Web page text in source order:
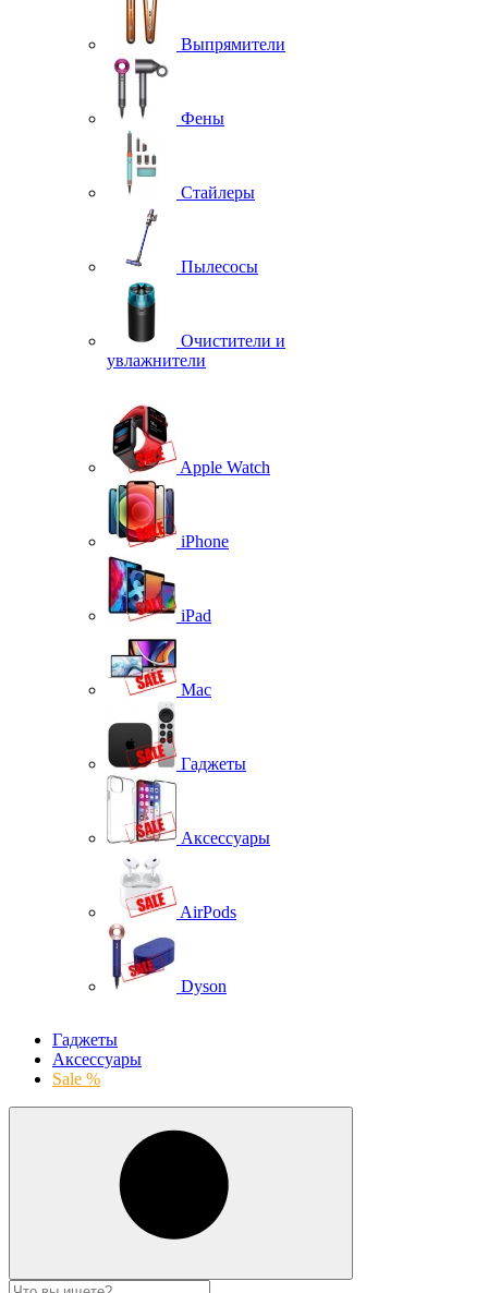
Выпрямители
Фены
Стайлеры
Пылесосы
Очистители и
увлажнители
Apple Watch
iPhone
iPad
Mac
Гаджеты
Аксессуары
AirPods
Dyson
Гаджеты
Аксессуары
Sale %